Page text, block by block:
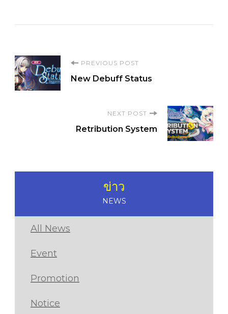
Post
Navigation
PREVIOUS POST
New Debuff Status
NEXT POST
Retribution System
ข่าว
NEWS
All News
Event
Promotion
Notice